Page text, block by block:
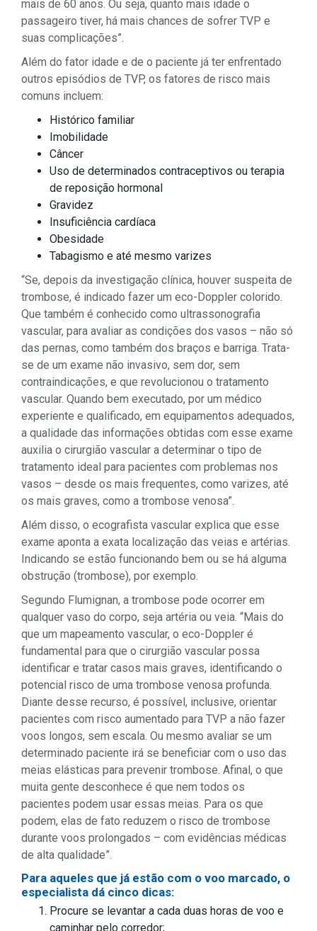
mais de 60 anos. Ou seja, quanto mais idade o
passageiro tiver, há mais chances de sofrer TVP e
suas complicações”.
Além do fator idade e de o paciente já ter enfrentado
outros episódios de TVP, os fatores de risco mais
comuns incluem:
Histórico familiar
Imobilidade
Câncer
Uso de determinados contraceptivos ou terapia
de reposição hormonal
Gravidez
Insuficiência cardíaca
Obesidade
Tabagismo e até mesmo varizes
“Se, depois da investigação clínica, houver suspeita de
trombose, é indicado fazer um eco-Doppler colorido.
Que também é conhecido como ultrassonografia
vascular, para avaliar as condições dos vasos – não só
das pernas, como também dos braços e barriga. Trata-
se de um exame não invasivo, sem dor, sem
contraindicações, e que revolucionou o tratamento
vascular. Quando bem executado, por um médico
experiente e qualificado, em equipamentos adequados,
a qualidade das informações obtidas com esse exame
auxilia o cirurgião vascular a determinar o tipo de
tratamento ideal para pacientes com problemas nos
vasos – desde os mais frequentes, como varizes, até
os mais graves, como a trombose venosa”.
Além disso, o ecografista vascular explica que esse
exame aponta a exata localização das veias e artérias.
Indicando se estão funcionando bem ou se há alguma
obstrução (trombose), por exemplo.
Segundo Flumignan, a trombose pode ocorrer em
qualquer vaso do corpo, seja artéria ou veia. “Mais do
que um mapeamento vascular, o eco-Doppler é
fundamental para que o cirurgião vascular possa
identificar e tratar casos mais graves, identificando o
potencial risco de uma trombose venosa profunda.
Diante desse recurso, é possível, inclusive, orientar
pacientes com risco aumentado para TVP a não fazer
voos longos, sem escala. Ou mesmo avaliar se um
determinado paciente irá se beneficiar com o uso das
meias elásticas para prevenir trombose. Afinal, o que
muita gente desconhece é que nem todos os
pacientes podem usar essas meias. Para os que
podem, elas de fato reduzem o risco de trombose
durante voos prolongados – com evidências médicas
de alta qualidade”.
Para aqueles que já estão com o voo marcado, o
especialista dá cinco dicas:
Procure se levantar a cada duas horas de voo e
caminhar pelo corredor;